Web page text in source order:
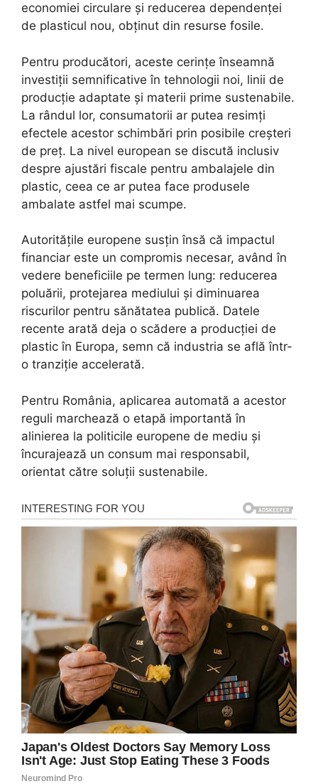
economiei circulare și reducerea dependenței
de plasticul nou, obținut din resurse fosile.
Pentru producători, aceste cerințe înseamnă
investiții semnificative în tehnologii noi, linii de
producție adaptate și materii prime sustenabile.
La rândul lor, consumatorii ar putea resimți
efectele acestor schimbări prin posibile creșteri
de preț. La nivel european se discută inclusiv
despre ajustări fiscale pentru ambalajele din
plastic, ceea ce ar putea face produsele
ambalate astfel mai scumpe.
Autoritățile europene susțin însă că impactul
financiar este un compromis necesar, având în
vedere beneficiile pe termen lung: reducerea
poluării, protejarea mediului și diminuarea
riscurilor pentru sănătatea publică. Datele
recente arată deja o scădere a producției de
plastic în Europa, semn că industria se află într-
o tranziție accelerată.
Pentru România, aplicarea automată a acestor
reguli marchează o etapă importantă în
alinierea la politicile europene de mediu și
încurajează un consum mai responsabil,
orientat către soluții sustenabile.